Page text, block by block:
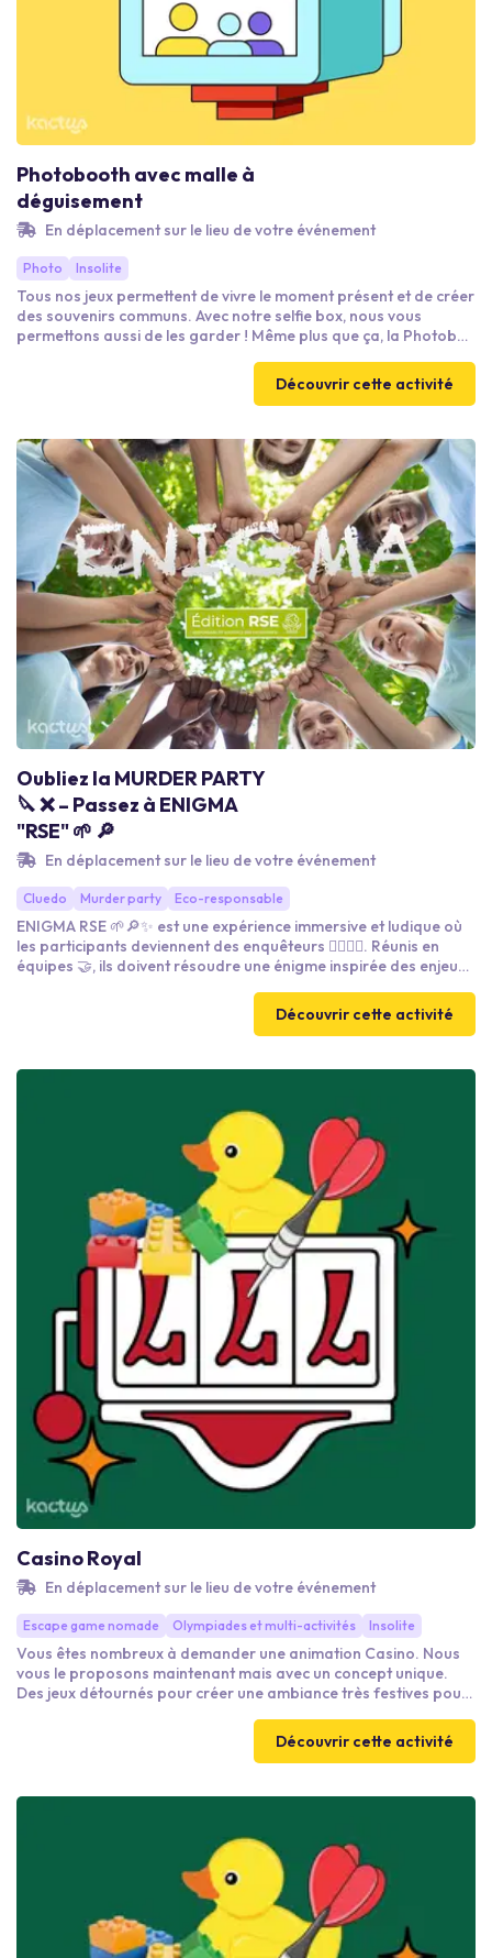
Photobooth avec malle à
déguisement
En déplacement sur le lieu de votre événement
Photo Insolite
Tous nos jeux permettent de vivre le moment présent et de créer
des souvenirs communs. Avec notre selfie box, nous vous
permettons aussi de les garder ! Même plus que ça, la Photobox
déguisements déjantée, on crée des personnages, on sourit et
on rit face à l’objectif. Possibilité de mettre votre logo, vos
partagées par Email. Plus d'infos sur Yeahpa.fr
Découvrir cette activité
Oubliez la MURDER PARTY
🔪 ❌ – Passez à ENIGMA
"RSE" 🌱 🔎
En déplacement sur le lieu de votre événement
Cluedo Murder party Eco-responsable
ENIGMA RSE 🌱🔎✨ est une expérience immersive et ludique où
les participants deviennent des enquêteurs 🕵️‍♀️🕵️‍♂️. Réunis en
équipes 🤝, ils doivent résoudre une énigme inspirée des enjeux
rebondissements stratégiques. À travers ce jeu collaboratif ,
chacun développe logique 🧠, communication 💬 et esprit
Découvrir cette activité
Casino Royal
En déplacement sur le lieu de votre événement
Escape game nomade Olympiades et multi-activités Insolite
Vous êtes nombreux à demander une animation Casino. Nous
vous le proposons maintenant mais avec un concept unique.
Des jeux détournés pour créer une ambiance très festives pour
aux canards Bingo Show Poker énigmesDécouvrir cette activité